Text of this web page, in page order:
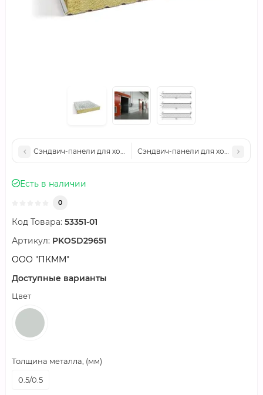
Сэндвич-панели для холодильных камер минеральная вата,
Сэндвич-панели для
Есть в наличии
0
Код Товара: 53351-01
Артикул: PKOSD29651
ООО "ПКММ"
Доступные варианты
Цвет
Толщина металла, (мм)
0.5/0.5